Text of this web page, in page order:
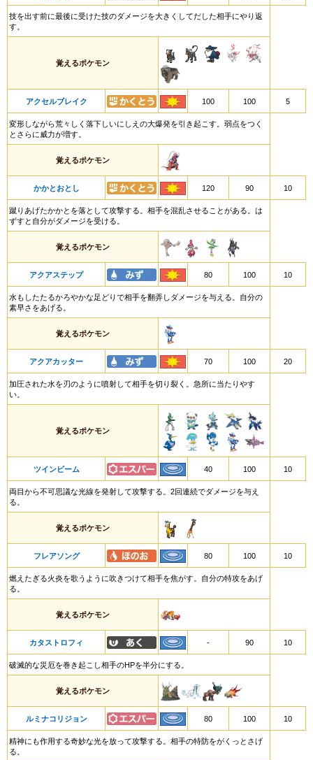
技を出す前に最後に受けた技のダメージを大きくしてだした相手にやり返
す。
覚えるポケモン
アクセルブレイク 100 100 5
変形しながら荒々しく落下しいにしえの大爆発を引き起こす。弱点をつく
とさらに威力が増す。
覚えるポケモン
かかとおとし 120 90 10
蹴りあげたかかとを落として攻撃する。相手を混乱させることがある。は
ずすと自分がダメージを受ける。
覚えるポケモン
アクアステップ 80 100 10
水もしたたるかろやかな足どりで相手を翻弄しダメージを与える。自分の
素早さをあげる。
覚えるポケモン
アクアカッター 70 100 20
加圧された水を刃のように噴射して相手を切り裂く。急所に当たりやす
い。
覚えるポケモン
ツインビーム 40 100 10
両目から不可思議な光線を発射して攻撃する。2回連続でダメージを与え
る。
覚えるポケモン
フレアソング 80 100 10
燃えたぎる火炎を歌うように吹きつけて相手を焦がす。自分の特攻をあげ
る。
覚えるポケモン
カタストロフィ - 90 10
破滅的な災厄を巻き起こし相手のHPを半分にする。
覚えるポケモン
ルミナコリジョン 80 100 10
精神にも作用する奇妙な光を放って攻撃する。相手の特防をがくっとさげ
る。